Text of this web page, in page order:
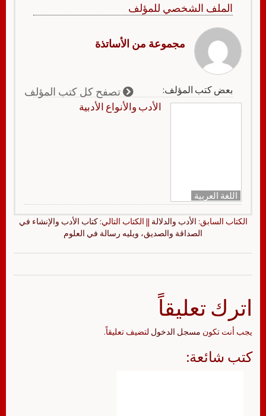
الملف الشخصي للمؤلف
مجموعة من الأساتذة
بعض كتب المؤلف: تصفح كل كتب المؤلف
اللغة العربية
الأدب والأنواع الأدبية
الكتاب السابق: الأدب والدلالة || الكتاب التالي:كتاب الأدب والإنشاء في
الصداقة والصديق، ويليه رسالة في العلوم
اترك تعليقاً
يجب أنت تكون مسجل الدخول لتضيف تعليقاً.
كتب شائعة: